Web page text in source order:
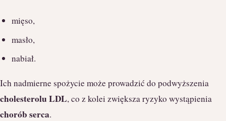
mięso,
masło,
nabiał.
Ich nadmierne spożycie może prowadzić do podwyższenia
cholesterolu LDL, co z kolei zwiększa ryzyko wystąpienia
chorób serca.